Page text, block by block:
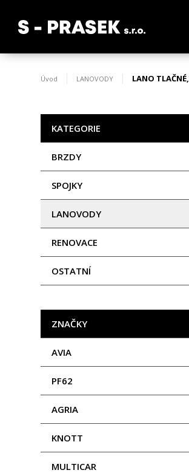
Úvod LANOVODY LANO
KATEGORIE
BRZDY
SPOJKY
LANOVODY
RENOVACE
OSTATNÍ
ZNAČKY
AVIA
PF62
AGRIA
KNOTT
MULTICAR